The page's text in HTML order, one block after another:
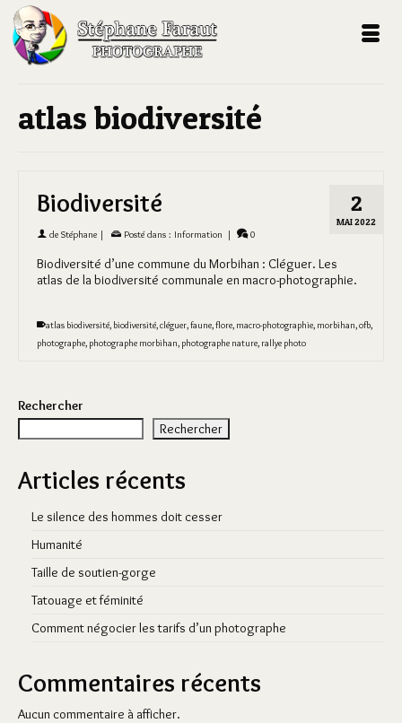
atlas biodiversité
2
MAI 2022
Biodiversité
de Stéphane | Posté dans : Information | 0
Biodiversité d’une commune du Morbihan : Cléguer. Les
atlas de la biodiversité communale en macro-photographie.
atlas biodiversité, biodiversité,cléguer,faune,flore, macro-photographie, morbihan,ofb,
photographe, photographe morbihan, photographe nature, rallye photo
Rechercher
Rechercher
Articles récents
Le silence des hommes doit cesser
Humanité
Taille de soutien-gorge
Tatouage et féminité
Comment négocier les tarifs d’un photographe
Commentaires récents
Aucun commentaire à afficher.